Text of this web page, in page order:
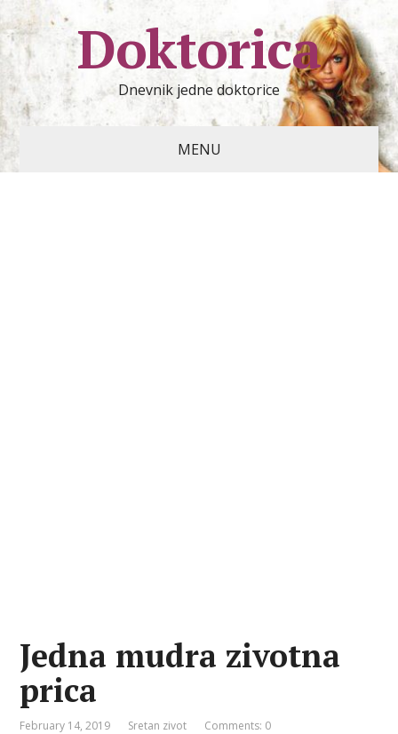
Doktorica
Dnevnik jedne doktorice
MENU
Jedna mudra zivotna
prica
February 14, 2019 Sretan zivot Comments: 0